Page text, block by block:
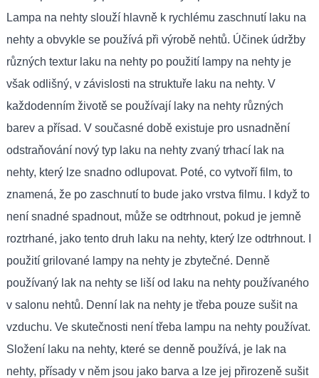
Lampa na nehty slouží hlavně k rychlému zaschnutí laku na
nehty a obvykle se používá při výrobě nehtů. Účinek údržby
různých textur laku na nehty po použití lampy na nehty je
však odlišný, v závislosti na struktuře laku na nehty. V
každodenním životě se používají laky na nehty různých
barev a přísad. V současné době existuje pro usnadnění
odstraňování nový typ laku na nehty zvaný trhací lak na
nehty, který lze snadno odlupovat. Poté, co vytvoří film, to
znamená, že po zaschnutí to bude jako vrstva filmu. I když to
není snadné spadnout, může se odtrhnout, pokud je jemně
roztrhané, jako tento druh laku na nehty, který lze odtrhnout. I
použití grilované lampy na nehty je zbytečné. Denně
používaný lak na nehty se liší od laku na nehty používaného
v salonu nehtů. Denní lak na nehty je třeba pouze sušit na
vzduchu. Ve skutečnosti není třeba lampu na nehty používat.
Složení laku na nehty, které se denně používá, je lak na
nehty, přísady v něm jsou jako barva a lze jej přirozeně sušit